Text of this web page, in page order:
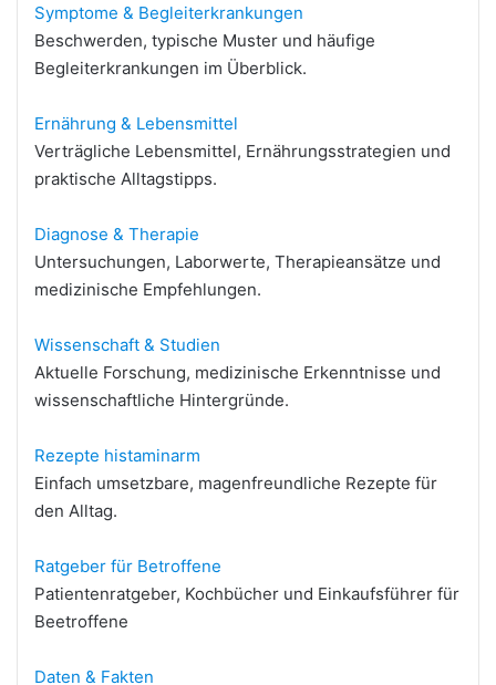
Symptome & Begleiterkrankungen
Beschwerden, typische Muster und häufige
Begleiterkrankungen im Überblick.
Ernährung & Lebensmittel
Verträgliche Lebensmittel, Ernährungsstrategien und
praktische Alltagstipps.
Diagnose & Therapie
Untersuchungen, Laborwerte, Therapieansätze und
medizinische Empfehlungen.
Wissenschaft & Studien
Aktuelle Forschung, medizinische Erkenntnisse und
wissenschaftliche Hintergründe.
Rezepte histaminarm
Einfach umsetzbare, magenfreundliche Rezepte für
den Alltag.
Ratgeber für Betroffene
Patientenratgeber, Kochbücher und Einkaufsführer für
Beetroffene
Daten & Fakten